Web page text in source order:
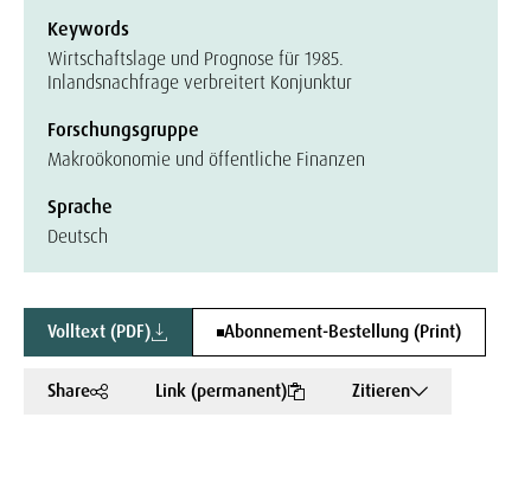
Keywords
Wirtschaftslage und Prognose für 1985.
Inlandsnachfrage verbreitert Konjunktur
Forschungsgruppe
Makroökonomie und öffentliche Finanzen
Sprache
Deutsch
Volltext (PDF) Abonnement-Bestellung (Print)
Share Link (permanent) Zitieren